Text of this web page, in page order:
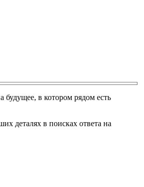
в котором рядом есть
деталях в поисках ответа на